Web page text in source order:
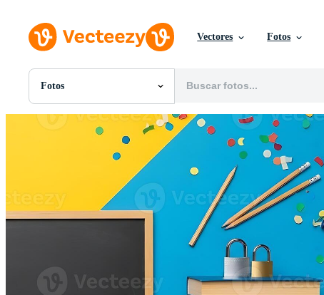
Vectores Fotos
Fotos
Todas Imágenes
Fotos
Vectores
Videos
Gráficos en Movimiento